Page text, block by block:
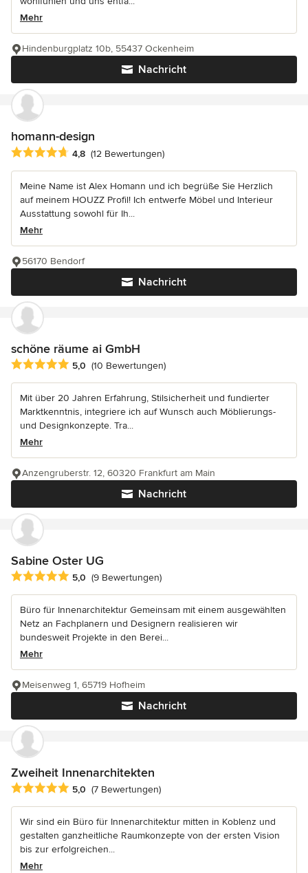
Mehr
Nachricht
Hindenburgplatz 10b, 55437 Ockenheim
homann-design
Durchschnittliche Bewertung: 4.8 von 5 Sternen
4,8 (12 Bewertungen)
Meine Name ist Alex Homann und ich begrüße Sie Herzlich
auf meinem HOUZZ Profil! Ich entwerfe Möbel und Interieur
Ausstattung sowohl für Ih...
Mehr
Nachricht
56170 Bendorf
schöne räume ai GmbH
Durchschnittliche Bewertung: 5 von 5 Sternen
5,0 (10 Bewertungen)
Mit über 20 Jahren Erfahrung, Stilsicherheit und fundierter
Marktkenntnis, integriere ich auf Wunsch auch Möblierungs-
und Designkonzepte. Tra...
Mehr
Nachricht
Anzengruberstr. 12, 60320 Frankfurt am Main
Sabine Oster UG
Durchschnittliche Bewertung: 5 von 5 Sternen
5,0 (9 Bewertungen)
Büro für Innenarchitektur Gemeinsam mit einem ausgewählten
Netz an Fachplanern und Designern realisieren wir
bundesweit Projekte in den Berei...
Mehr
Nachricht
Meisenweg 1, 65719 Hofheim
Zweiheit Innenarchitekten
Durchschnittliche Bewertung: 5 von 5 Sternen
5,0 (7 Bewertungen)
Wir sind ein Büro für Innenarchitektur mitten in Koblenz und
gestalten ganzheitliche Raumkonzepte von der ersten Vision
bis zur erfolgreichen...
Mehr